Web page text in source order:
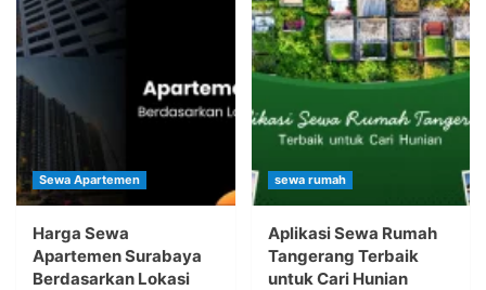
Sewa Apartemen
Harga Sewa
Apartemen Surabaya
Berdasarkan Lokasi
sewa rumah
Aplikasi Sewa Rumah
Tangerang Terbaik
untuk Cari Hunian